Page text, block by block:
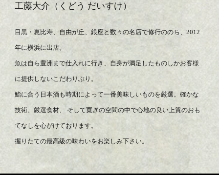
工藤大介（くどう だいすけ）
目黒・恵比寿、自由が丘、銀座と数々の名店で修行ののち、2012
年に横浜に出店。
魚は自ら豊洲まで仕入れに行き、自身が満足したものしかお客様
に提供しないこだわりぶり。
鮨に合う日本酒も時期によって一番美味しいものを厳選。確かな
技術、厳選食材、 そして寛ぎの空間の中で心地の良い上質のおも
てなしを心がけております。
握りたての最高級の味わいをお楽しみ下さい。